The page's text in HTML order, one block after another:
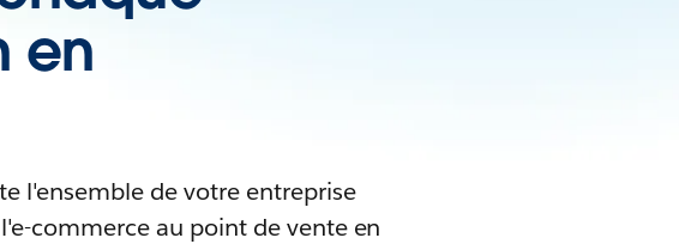
en
l'ensemble de votre entreprise
commerce au point de vente en